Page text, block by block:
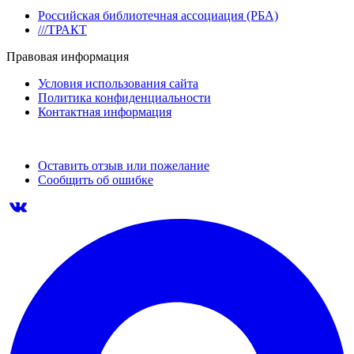
Российская библиотечная ассоциация (РБА)
///ТРАКТ
Правовая информация
Условия использования сайта
Политика конфиденциальности
Контактная информация
Оставить отзыв или пожелание
Сообщить об ошибке